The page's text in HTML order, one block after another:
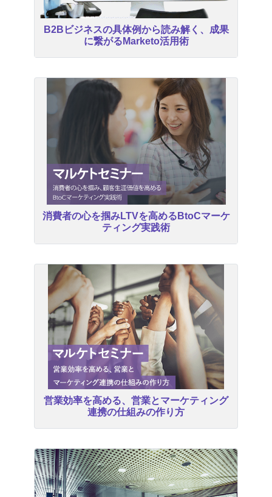
B2Bビジネスの具体例から読み解く、成果
に繋がるMarketo活用術
消費者の心を掴みLTVを高めるBtoCマーケ
ティング実践術
営業効率を高める、営業とマーケティング
連携の仕組みの作り方